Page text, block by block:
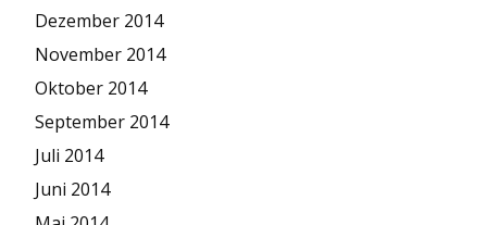
Dezember 2014
November 2014
Oktober 2014
September 2014
Juli 2014
Juni 2014